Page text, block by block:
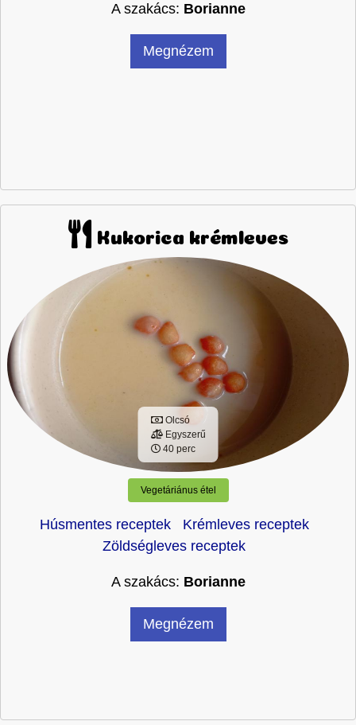
A szakács: Borianne
Megnézem
Kukorica krémleves
Olcsó
Egyszerű
40 perc
Vegetáriánus étel
Húsmentes receptek
Krémleves receptek
Zöldségleves receptek
A szakács: Borianne
Megnézem